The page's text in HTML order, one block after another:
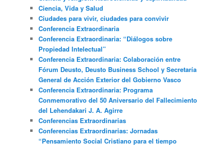
Ciencia, Vida y Salud
Ciudades para vivir, ciudades para convivir
Conferencia Extraordinaria
Conferencia Extraordinaria: “Diálogos sobre
Propiedad Intelectual”
Conferencia Extraordinaria: Colaboración entre
Fórum Deusto, Deusto Business School y Secretaría
General de Acción Exterior del Gobierno Vasco
Conferencia Extraordinaria: Programa
Conmemorativo del 50 Aniversario del Fallecimiento
del Lehendakari J. A. Agirre
Conferencias Extraordinarias
Conferencias Extraordinarias: Jornadas
“Pensamiento Social Cristiano para el tiempo